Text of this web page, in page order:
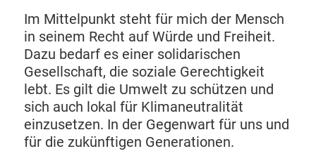
Im Mittelpunkt steht für mich der Mensch
in seinem Recht auf Würde und Freiheit.
Dazu bedarf es einer solidarischen
Gesellschaft, die soziale Gerechtigkeit
lebt. Es gilt die Umwelt zu schützen und
sich auch lokal für Klimaneutralität
einzusetzen. In der Gegenwart für uns und
für die zukünftigen Generationen.